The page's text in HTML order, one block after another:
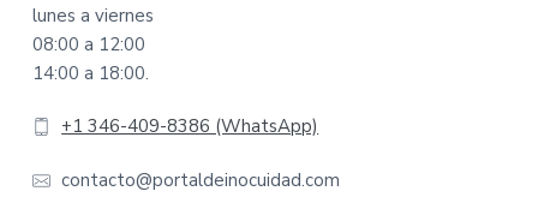
lunes a viernes
08:00 a 12:00
14:00 a 18:00.
+1 346-409-8386 (WhatsApp)
contacto@portaldeinocuidad.com